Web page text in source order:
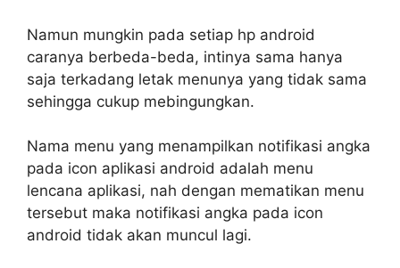
Namun mungkin pada setiap hp android
caranya berbeda-beda, intinya sama hanya
saja terkadang letak menunya yang tidak sama
sehingga cukup mebingungkan.
Nama menu yang menampilkan notifikasi angka
pada icon aplikasi android adalah menu
lencana aplikasi, nah dengan mematikan menu
tersebut maka notifikasi angka pada icon
android tidak akan muncul lagi.